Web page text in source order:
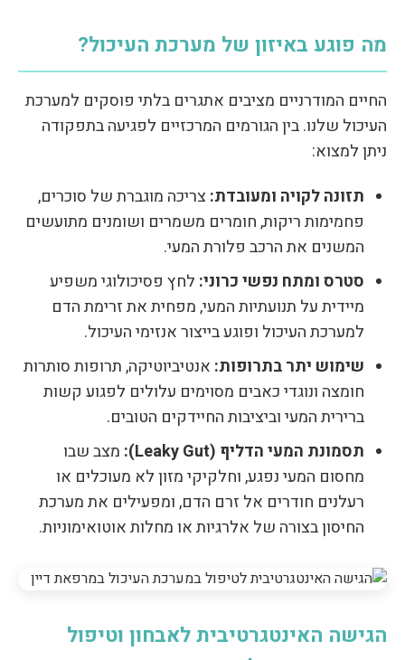
מה פוגע באיזון של מערכת העיכול?
החיים המודרניים מציבים אתגרים בלתי פוסקים למערכת
העיכול שלנו. בין הגורמים המרכזיים לפגיעה בתפקודה
ניתן למצוא:
תזונה לקויה ומעובדת:צריכה מוגברת של סוכרים,
פחמימות ריקות, חומרים משמרים ושומנים מתועשים
המשנים את הרכב פלורת המעי.
סטרס ומתח נפשי כרוני: לחץ פסיכולוגי משפיע
מיידית על תנועתיות המעי, מפחית את זרימת הדם
למערכת העיכול ופוגע בייצור אנזימי העיכול.
שימוש יתר בתרופות: אנטיביוטיקה, תרופות סותרות
חומצה ונוגדי כאבים מסוימים עלולים לפגוע קשות
ברירית המעי וביציבות החיידקים הטובים.
תסמונת המעי הדליף (Leaky Gut):
מצב שבו
מחסום המעי נפגע, וחלקיקי מזון לא מעוכלים או
רעלנים חודרים אל זרם הדם, ומפעילים את מערכת
החיסון בצורה של אלרגיות או מחלות אוטואימוניות.
הגישה האינטגרטיבית לאבחון וטיפול